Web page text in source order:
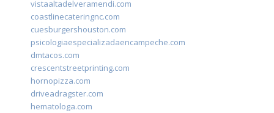
vistaaltadelveramendi.com
coastlinecateringnc.com
cuesburgershouston.com
psicologiaespecializadaencampeche.com
dmtacos.com
crescentstreetprinting.com
hornopizza.com
driveadragster.com
hematologa.com